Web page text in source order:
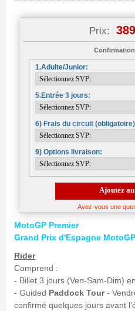
Prix:
1.Adulte/Junior:
5.Entrée 3 jours:
6) Frais du circuit
9) Options livraison:
Avez-vous une
MotoGP Premier
Grand Prix d'Espagne MotoGP
Rider
Comprend :
- Billet 3 jours (Ven-Sam-Dim)
- Guided Paddock Tour-
confirmé quelques jours avant